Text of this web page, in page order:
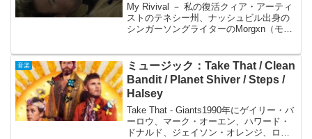
My Rivival － 私の復活クィア・アーティ
ストのテネシー州、ナッシュビル出身の
シンガーソングライターのMorgxn（モー
度か紹介しているMorgn...
音楽
ミュージック：Take That / Clean
Bandit / Planet Shiver / Steps /
Halsey
Take That - Giants1990年にゲイリー・バ
ーロウ、マーク・オーエン、ハワード・
ドナルド、ジェイソン・オレンジ、ロビ